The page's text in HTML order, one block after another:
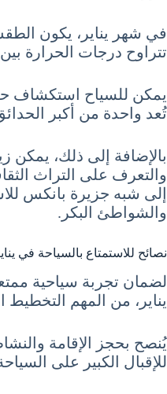
في شهر يناير، يكون
تتراوح درجات الحرارة بين 12 إلى 24 درجة مئوية.
يمكن للسياح استكشاف
تُعد واحدة من أكبر
بالإضافة إلى ذلك، يمكن
والتعرف على التراث
إلى شبه جزيرة بانكس
والشواطئ البكر.
نصائح للاستمتاع بالسياحة في
لضمان تجربة سياحية
يناير، من المهم التخطيط
يُنصح بحجز الإقامة
للإقبال الكبير على